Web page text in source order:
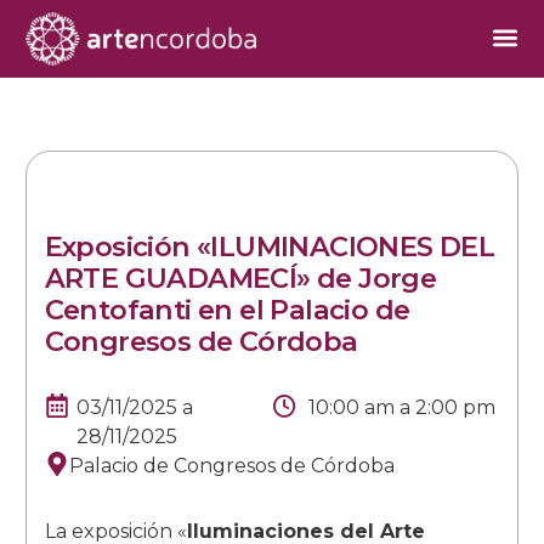
Exposición «ILUMINACIONES DEL
ARTE GUADAMECÍ» de Jorge
Centofanti en el Palacio de
Congresos de Córdoba
03/11/2025 a
28/11/2025
10:00 am a 2:00 pm
Palacio de Congresos de Córdoba
La exposición «Iluminaciones del Arte